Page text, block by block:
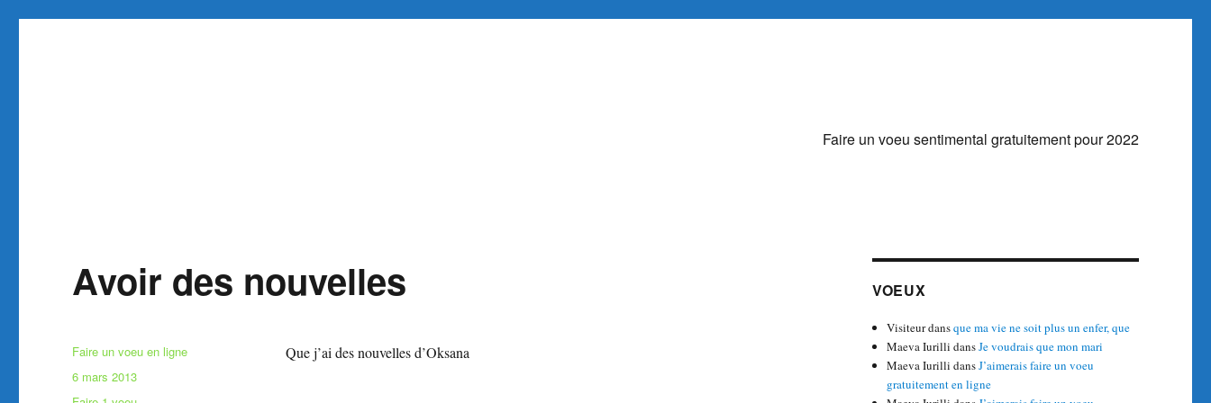
Faire un voeu sentimental gratuitement pour 2022
Avoir des nouvelles
Que j’ai des nouvelles d’Oksana
Auteur
Faire un voeu en ligne
Publié
le
6 mars 2013
VOEUX
Visiteurdansque ma vie ne soit plus un enfer, que
Maeva Iurilli dansJe voudrais que mon mari
Maeva Iurilli dansJ’aimerais faire un voeu
gratuitement en ligne